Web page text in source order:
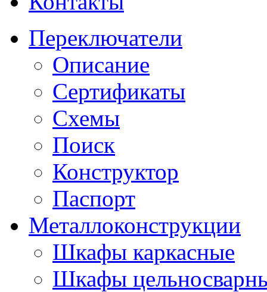
Переключатели
Описание
Сертификаты
Схемы
Поиск
Конструктор
Паспорт
Металлоконструкции
Шкафы каркасные
Шкафы